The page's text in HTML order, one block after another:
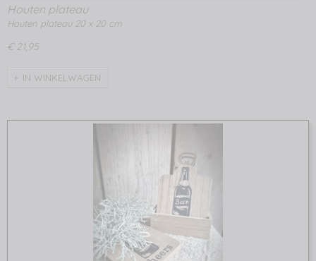
Houten plateau
Houten plateau 20 x 20 cm
€ 21,95
IN WINKELWAGEN